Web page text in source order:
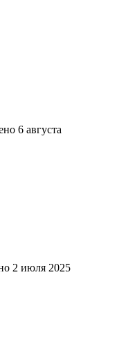
6 августа
2 июля 2025